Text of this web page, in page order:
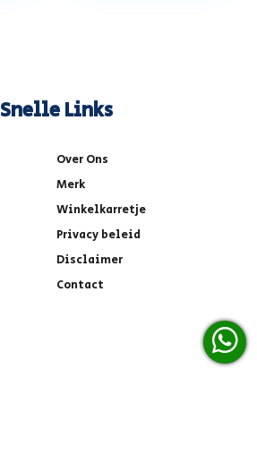
Snelle Links
Over Ons
Merk
Winkelkarretje
Privacy beleid
Disclaimer
Contact